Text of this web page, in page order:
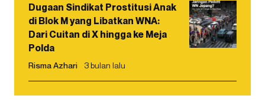
Dugaan Sindikat Prostitusi Anak
di Blok M yang Libatkan WNA:
Dari Cuitan di X hingga ke Meja
Polda
Risma Azhari 3 bulan lalu